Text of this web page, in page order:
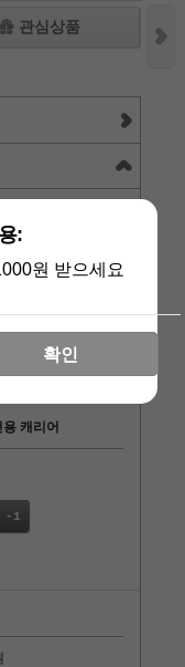
관심상품
캐리어
-1
:
원 받으세요
확인